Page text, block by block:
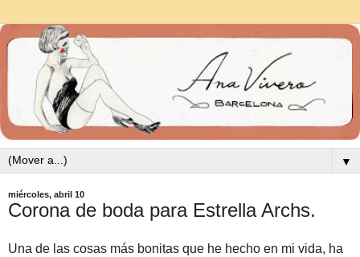
▼
miércoles, abril 10
Corona de boda para Estrella Archs.
Una de las cosas más bonitas que he hecho en mi vida, ha